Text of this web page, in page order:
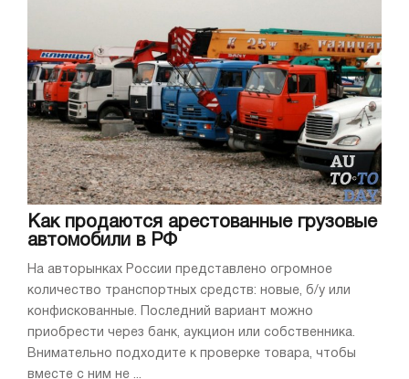
Как продаются арестованные грузовые
автомобили в РФ
На авторынках России представлено огромное
количество транспортных средств: новые, б/у или
конфискованные. Последний вариант можно
приобрести через банк, аукцион или собственника.
Внимательно подходите к проверке товара, чтобы
вместе с ним не ...